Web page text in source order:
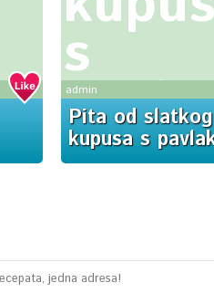
s
admin
Pita od slatkog
kupusa s
jedna adresa!